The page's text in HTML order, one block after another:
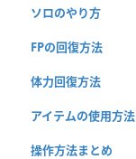
ソロのやり方
FPの回復方法
体力回復方法
アイテムの使用方法
操作方法まとめ